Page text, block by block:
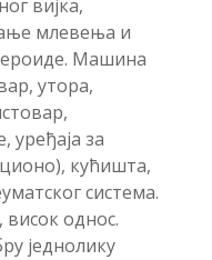
вијка,
млевења и
Машина
утора,
за
кућишта,
система.
однос.
једнолику